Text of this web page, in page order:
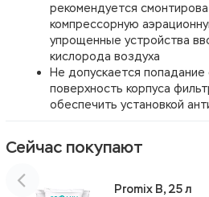
рекомендуется
компрессорную
упрощенные устройства
кислорода воздуха
Не допускается попадание
поверхность корпуса
обеспечить установкой
Сейчас покупают
Promix B, 25 л